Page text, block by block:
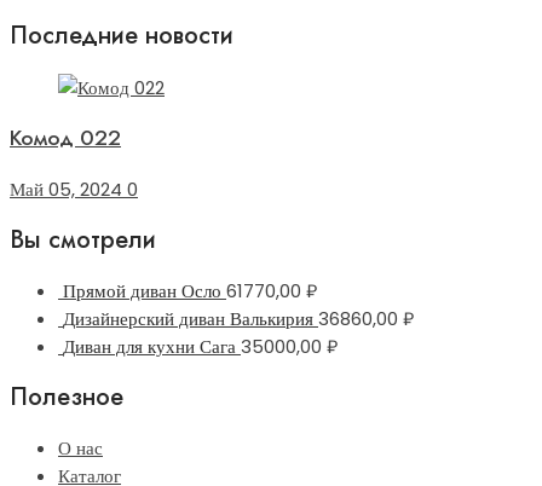
Последние новости
Комод 022
Май 05, 2024 0
Вы смотрели
Прямой диван Осло 61770,00 ₽
Дизайнерский диван Валькирия36860,00 ₽
Диван для кухни Сага35000,00 ₽
Полезное
О нас
Каталог